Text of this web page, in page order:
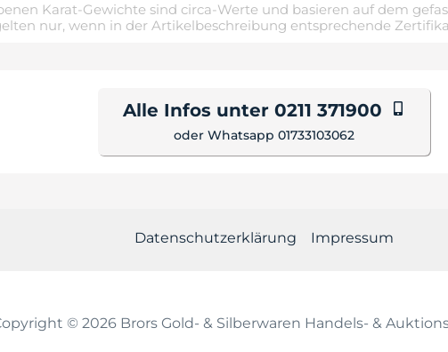
Karat-Gewichte sind circa-Werte und basieren auf dem
nur, wenn in der Artikelbeschreibung entsprechende
Alle Infos unter 0211 371900
oder Whatsapp 01733103062
Datenschutzerklärung Impressum
© 2026 Brors Gold- & Silberwaren Handels- &